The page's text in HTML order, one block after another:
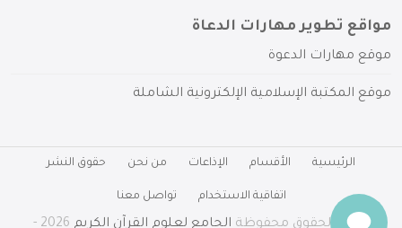
مواقع تطوير مهارات الدعاة
موقع مهارات الدعوة
موقع المكتبة الإسلامية الإلكترونية الشاملة
الرئيسية الأقسام الإذاعات من نحن حقوق النشر
اتفاقية الاستخدام تواصل معنا
جميع الحقوق محفوظة الجامع لعلوم القرآن الكريم 2026 -